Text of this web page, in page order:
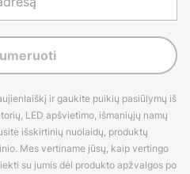
ir gaukite puikių pasiūlymų iš
LED apšvietimo, išmaniųjų namų
išskirtinių nuolaidų, produktų
Mes vertiname jūsų, kaip vertingo
su jumis dėl produkto apžvalgos po